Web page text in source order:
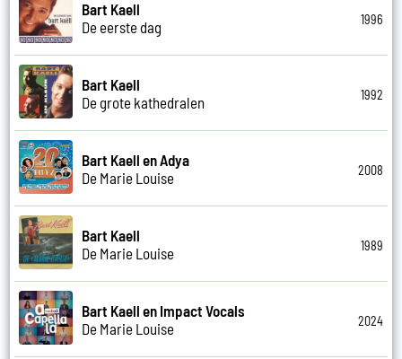
Bart Kaell
De eerste dag
1996
Bart Kaell
De grote kathedralen
1992
Bart Kaell en Adya
De Marie Louise
2008
Bart Kaell
De Marie Louise
1989
Bart Kaell en Impact Vocals
De Marie Louise
2024